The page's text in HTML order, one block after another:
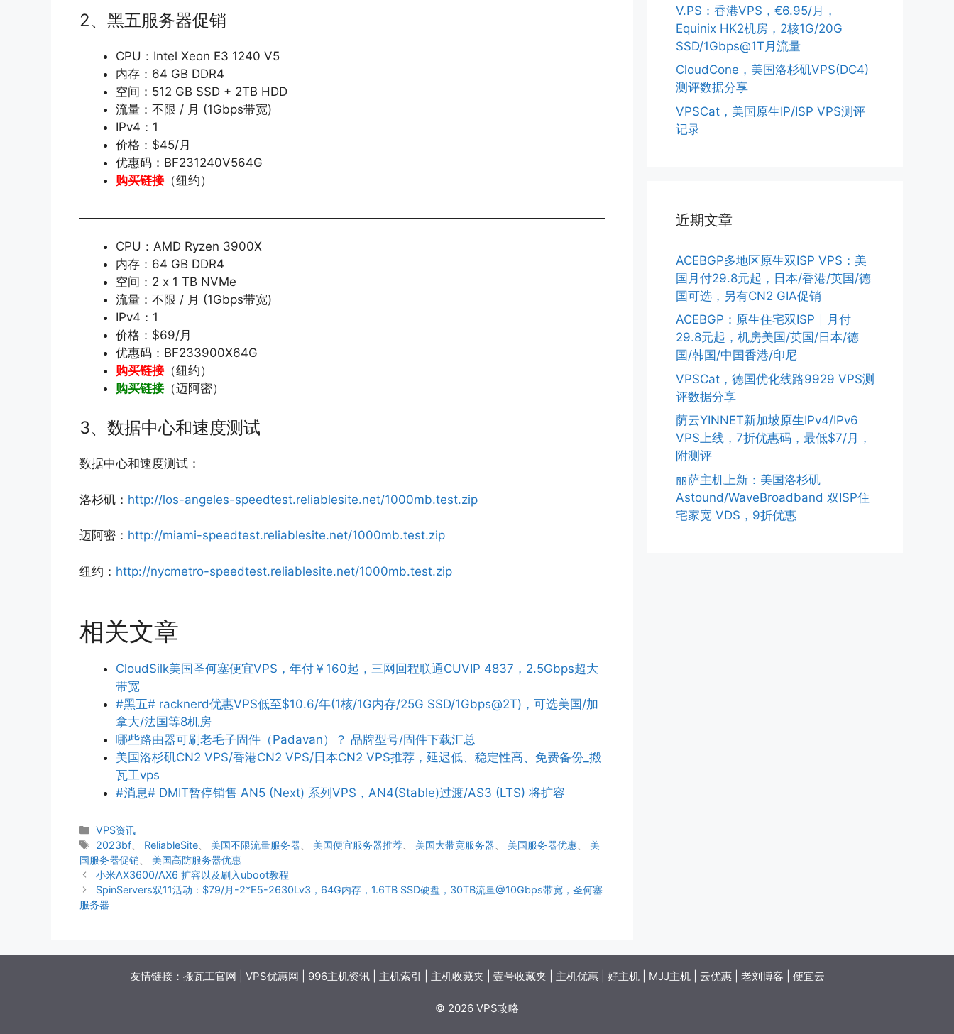
2、黑五服务器促销
CPU：Intel Xeon E3 1240 V5
内存：64 GB DDR4
空间：512 GB SSD + 2TB HDD
流量：不限 / 月 (1Gbps带宽)
IPv4：1
价格：$45/月
优惠码：BF231240V564G
购买链接（纽约）
CPU：AMD Ryzen 3900X
内存：64 GB DDR4
空间：2 x 1 TB NVMe
流量：不限 / 月 (1Gbps带宽)
IPv4：1
价格：$69/月
优惠码：BF233900X64G
购买链接（纽约）
购买链接（迈阿密）
3、数据中心和速度测试
数据中心和速度测试：
洛杉矶： http://los-angeles-speedtest.reliablesite.net/1000mb.test.zip
迈阿密： http://miami-speedtest.reliablesite.net/1000mb.test.zip
纽约： http://nycmetro-speedtest.reliablesite.net/1000mb.test.zip
相关文章
CloudSilk美国圣何塞便宜VPS，年付￥160起，三网回程联通CUVIP 4837，2.5Gbps超大
带宽
#黑五# racknerd优惠VPS低至$10.6/年(1核/1G内存/25G SSD/1Gbps@2T)，可选美国/加
拿大/法国等8机房
哪些路由器可刷老毛子固件（Padavan）？ 品牌型号/固件下载汇总
美国洛杉矶CN2 VPS/香港CN2 VPS/日本CN2 VPS推荐，延迟低、稳定性高、免费备份_搬
瓦工vps
#消息# DMIT暂停销售 AN5 (Next) 系列VPS，AN4(Stable)过渡/AS3 (LTS) 将扩容
分
类
VPS资讯
标
签
2023bf ReliableSite 美国不限流量服务器 美国便宜服务器推荐 美国大带宽服务器 美国服务器优惠
美
国服务器促销
美国高防服务器优惠
小米AX3600/AX6 扩容以及刷入uboot教程
SpinServers双11活动：$79/月-2*E5-2630Lv3，64G内存，1.6TB SSD硬盘，30TB流量@10Gbps带宽，圣何塞
服务器
V.PS：香港VPS，€6.95/月，
Equinix HK2机房，2核1G/20G
SSD/1Gbps@1T月流量
CloudCone，美国洛杉矶VPS(DC4)
测评数据分享
VPSCat，美国原生IP/ISP VPS测评
记录
近期文章
ACEBGP多地区原生双ISP VPS：美
国月付29.8元起，日本/香港/英国/德
国可选，另有CN2 GIA促销
ACEBGP：原生住宅双ISP｜月付
29.8元起，机房美国/英国/日本/德
国/韩国/中国香港/印尼
VPSCat，德国优化线路9929 VPS测
评数据分享
荫云YINNET新加坡原生IPv4/IPv6
VPS上线，7折优惠码，最低$7/月，
附测评
丽萨主机上新：美国洛杉矶
Astound/WaveBroadband 双ISP住
宅家宽 VDS，9折优惠
友情链接： 搬瓦工官网 VPS优惠网 996主机资讯| 主机索引 主机收藏夹 壹号收藏夹 主机优惠| 好主机| MJJ主机| 云优惠| 老刘博客 便宜云
© 2026 VPS攻略